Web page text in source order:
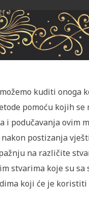
kuditi onoga
pomoću kojih
i podučavanja ovim
postizanja
na različite
stvarima koje su
koji će je koristiti